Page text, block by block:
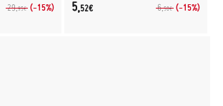
29,95€ (-15%) 6,50€ (-15%)
5,52€